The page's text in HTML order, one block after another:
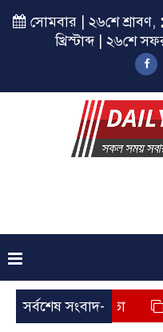
সোমবার | ২৬শে
খ্রিস্টাব্দ | ২৬শে
সর্বশেষ সংবাদ-
সমাপনী সভা